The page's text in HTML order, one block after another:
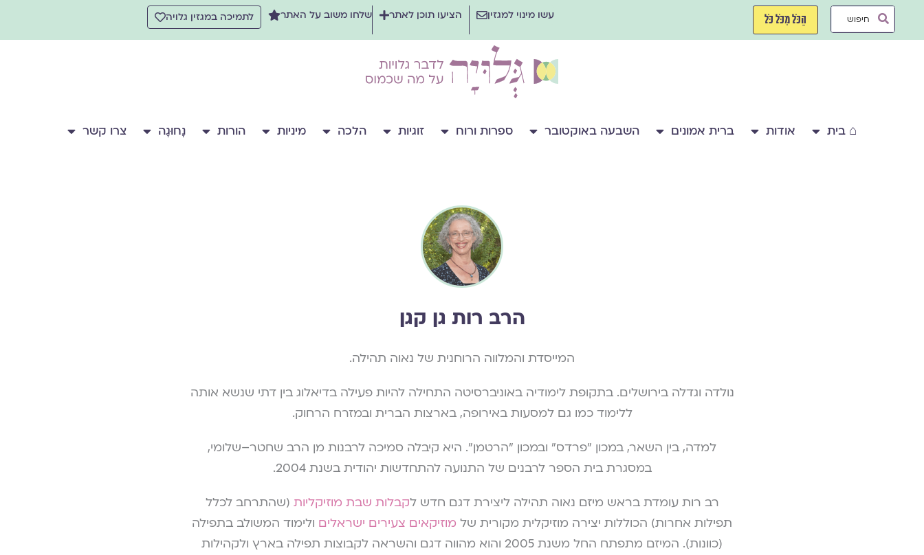
Search
הַכֹּל מִכֹּל כֹּל עשו מינוי למגזין הציעו תוכן לאתר שלחו משוב על האתר לתמיכה במגזין גלויה
⌂ בית אודות ברית אמונים השבעה באוקטובר ספרות ורוח זוגיות הלכה מיניות הורות נָחוּגָה צרו קשר
הרב רות גן קגן
המייסדת והמלווה הרוחנית של נאוה תהילה.
נולדה וגדלה בירושלים. בתקופת לימודיה באוניברסיטה התחילה להיות פעילה בדיאלוג בין דתי שנשא אותה
ללימוד כמו גם למסעות באירופה, בארצות הברית ובמזרח הרחוק.
למדה, בין השאר, במכון "פרדס" ובמכון "הרטמן". היא קיבלה סמיכה לרבנות מן הרב שחטר–שלומי,
במסגרת בית הספר לרבנים של התנועה להתחדשות יהודית בשנת 2004.
רב רות עומדת בראש מיזם נאוה תהילה ליצירת דגם חדש לקבלות שבת מוזיקליות (שהתרחב לכלל
תפילות אחרות) הכוללות יצירה מוזיקלית מקורית של מוזיקאים צעירים ישראלים ולימוד המשולב בתפילה
(כוונות). המיזם מתפתח החל משנת 2005 והוא מהווה דגם והשראה לקבוצות תפילה בארץ ולקהילות